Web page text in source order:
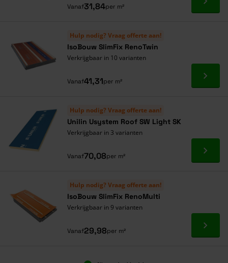
Vanaf31,84per m² Ga
Hulp nodig? Vraag offerte aan!
IsoBouw SlimFix RenoTwin
Verkrijgbaar in 10 varianten
Vanaf41,31per m² Ga
Hulp nodig? Vraag offerte aan!
Unilin Usystem Roof SW Light SK
Verkrijgbaar in 3 varianten
Vanaf70,08per m² Ga
Hulp nodig? Vraag offerte aan!
IsoBouw SlimFix RenoMulti
Verkrijgbaar in 9 varianten
Vanaf29,98per m² Ga